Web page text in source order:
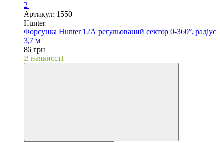
2
Артикул: 1550
Hunter
Форсунка Hunter 12А регульований сектор 0-360°, радіус
3,7 м
86 грн
В наявності